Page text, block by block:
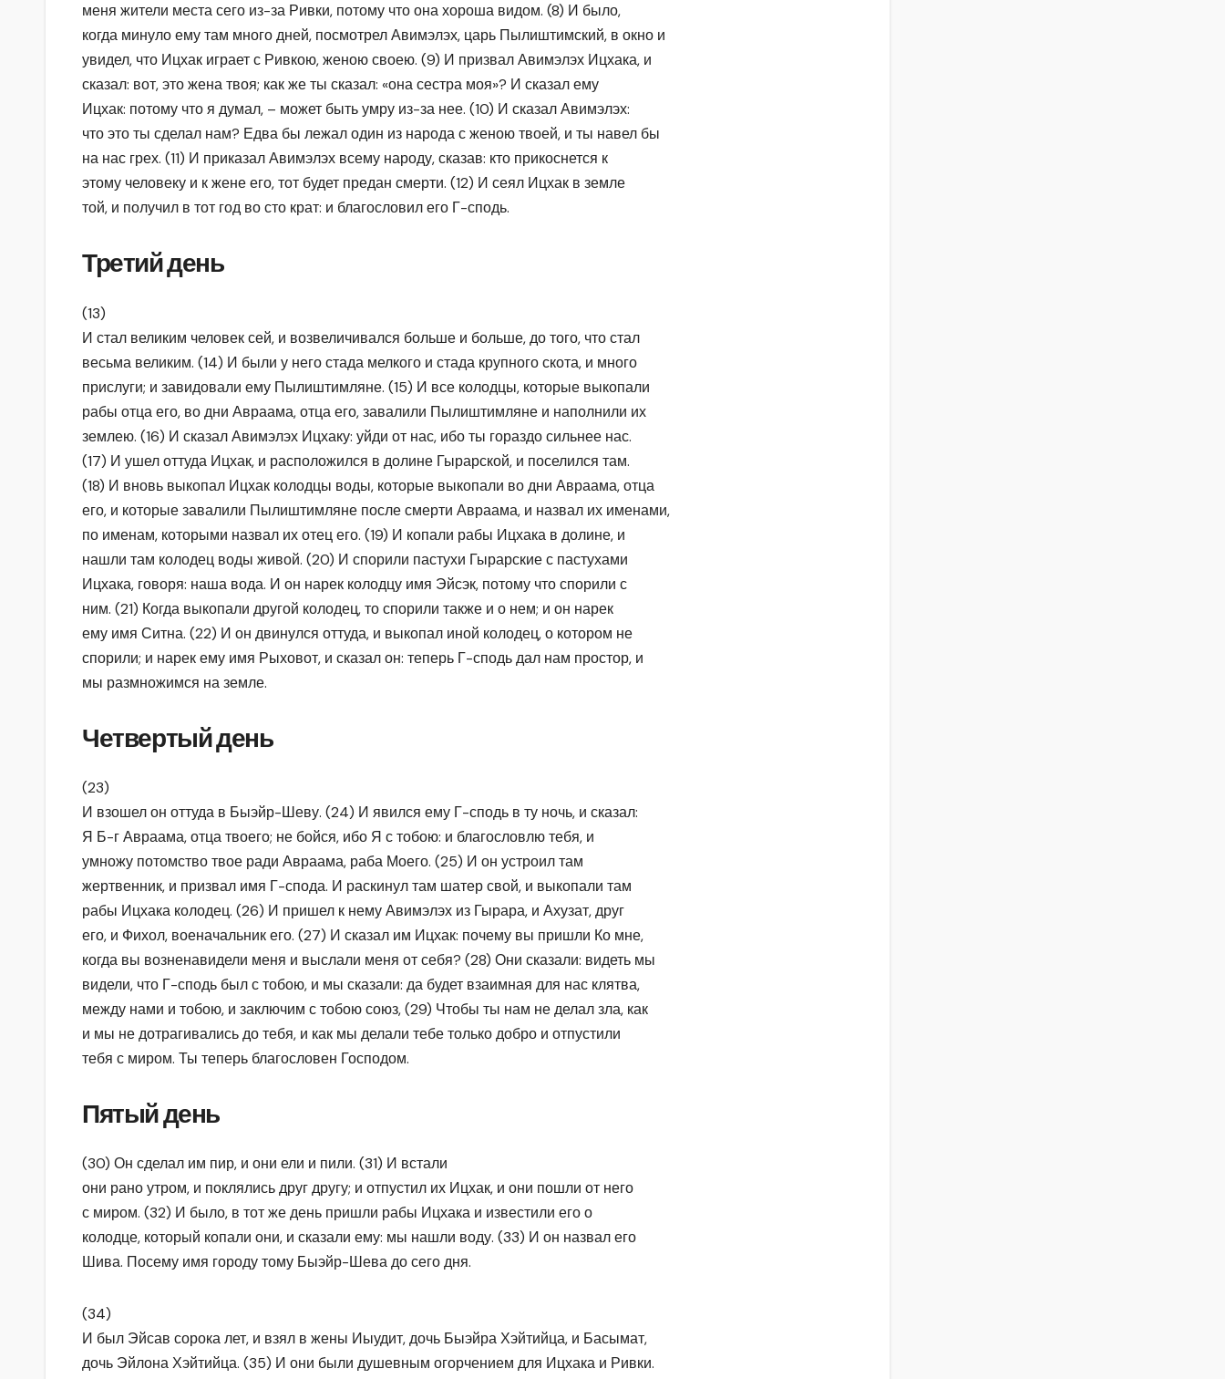
меня жители места сего из-за Ривки, потому что она хороша видом. (8) И было,
когда минуло ему там много дней, посмотрел Авимэлэх, царь Пылиштимский, в окно и
увидел, что Ицхак играет с Ривкою, женою своею. (9) И призвал Авимэлэх Ицхака, и
сказал: вот, это жена твоя; как же ты сказал: «она сестра моя»? И сказал ему
Ицхак: потому что я думал, – может быть умру из-за нее. (10) И сказал Авимэлэх:
что это ты сделал нам? Едва бы лежал один из народа с женою твоей, и ты навел бы
на нас грех. (11) И приказал Авимэлэх всему народу, сказав: кто прикоснется к
этому человеку и к жене его, тот будет предан смерти. (12) И сеял Ицхак в земле
той, и получил в тот год во сто крат: и благословил его Г-сподь.
Третий день
(13)
И стал великим человек сей, и возвеличивался больше и больше, до того, что стал
весьма великим. (14) И были у него стада мелкого и стада крупного скота, и много
прислуги; и завидовали ему Пылиштимляне. (15) И все колодцы, которые выкопали
рабы отца его, во дни Авраама, отца его, завалили Пылиштимляне и наполнили их
землею. (16) И сказал Авимэлэх Ицхаку: уйди от нас, ибо ты гораздо сильнее нас.
(17) И ушел оттуда Ицхак, и расположился в долине Гырарской, и поселился там.
(18) И вновь выкопал Ицхак колодцы воды, которые выкопали во дни Авраама, отца
его, и которые завалили Пылиштимляне после смерти Авраама, и назвал их именами,
по именам, которыми назвал их отец его. (19) И копали рабы Ицхака в долине, и
нашли там колодец воды живой. (20) И спорили пастухи Гырарские с пастухами
Ицхака, говоря: наша вода. И он нарек колодцу имя Эйсэк, потому что спорили с
ним. (21) Когда выкопали другой колодец, то спорили также и о нем; и он нарек
ему имя Ситна. (22) И он двинулся оттуда, и выкопал иной колодец, о котором не
спорили; и нарек ему имя Рыховот, и сказал он: теперь Г-сподь дал нам простор, и
мы размножимся на земле.
Четвертый день
(23)
И взошел он оттуда в Быэйр-Шеву. (24) И явился ему Г-сподь в ту ночь, и сказал:
Я Б-г Авраама, отца твоего; не бойся, ибо Я с тобою: и благословлю тебя, и
умножу потомство твое ради Авраама, раба Моего. (25) И он устроил там
жертвенник, и призвал имя Г-спода. И раскинул там шатер свой, и выкопали там
рабы Ицхака колодец. (26) И пришел к нему Авимэлэх из Гырара, и Ахузат, друг
его, и Фихол, военачальник его. (27) И сказал им Ицхак: почему вы пришли Ко мне,
когда вы возненавидели меня и выслали меня от себя? (28) Они сказали: видеть мы
видели, что Г-сподь был с тобою, и мы сказали: да будет взаимная для нас клятва,
между нами и тобою, и заключим с тобою союз, (29) Чтобы ты нам не делал зла, как
и мы не дотрагивались до тебя, и как мы делали тебе только добро и отпустили
тебя с миром. Ты теперь благословен Господом.
Пятый день
(30) Он сделал им пир, и они ели и пили. (31) И встали
они рано утром, и поклялись друг другу; и отпустил их Ицхак, и они пошли от него
с миром. (32) И было, в тот же день пришли рабы Ицхака и известили его о
колодце, который копали они, и сказали ему: мы нашли воду. (33) И он назвал его
Шива. Посему имя городу тому Быэйр-Шева до сего дня.
(34)
И был Эйсав сорока лет, и взял в жены Иыудит, дочь Быэйра Хэйтийца, и Басымат,
дочь Эйлона Хэйтийца. (35) И они были душевным огорчением для Ицхака и Ривки.